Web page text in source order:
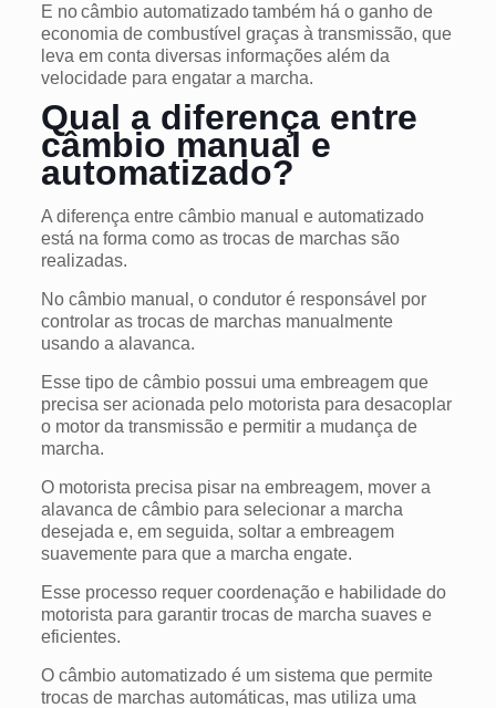
E no câmbio automatizado também há o ganho de
economia de combustível graças à transmissão, que
leva em conta diversas informações além da
velocidade para engatar a marcha.
Qual a diferença entre
câmbio manual e
automatizado?
A diferença entre câmbio manual e automatizado
está na forma como as trocas de marchas são
realizadas.
No câmbio manual, o condutor é responsável por
controlar as trocas de marchas manualmente
usando a alavanca.
Esse tipo de câmbio possui uma embreagem que
precisa ser acionada pelo motorista para desacoplar
o motor da transmissão e permitir a mudança de
marcha.
O motorista precisa pisar na embreagem, mover a
alavanca de câmbio para selecionar a marcha
desejada e, em seguida, soltar a embreagem
suavemente para que a marcha engate.
Esse processo requer coordenação e habilidade do
motorista para garantir trocas de marcha suaves e
eficientes.
O câmbio automatizado é um sistema que permite
trocas de marchas automáticas, mas utiliza uma